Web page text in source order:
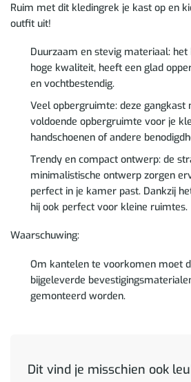
Ruim met dit kledingrek je kast op en
outfit uit!
Duurzaam en stevig materiaal:
hoge kwaliteit, heeft een glad
en vochtbestendig.
Veel opbergruimte: deze
voldoende opbergruimte voor je
handschoenen of andere
Trendy en compact ontwerp: de
minimalistische ontwerp zorgen
perfect in je kamer past. Dankzij
hij ook perfect voor kleine ruimtes.
Waarschuwing:
Om kantelen te voorkomen moet
bijgeleverde
gemonteerd worden.
Dit vind je misschien ook